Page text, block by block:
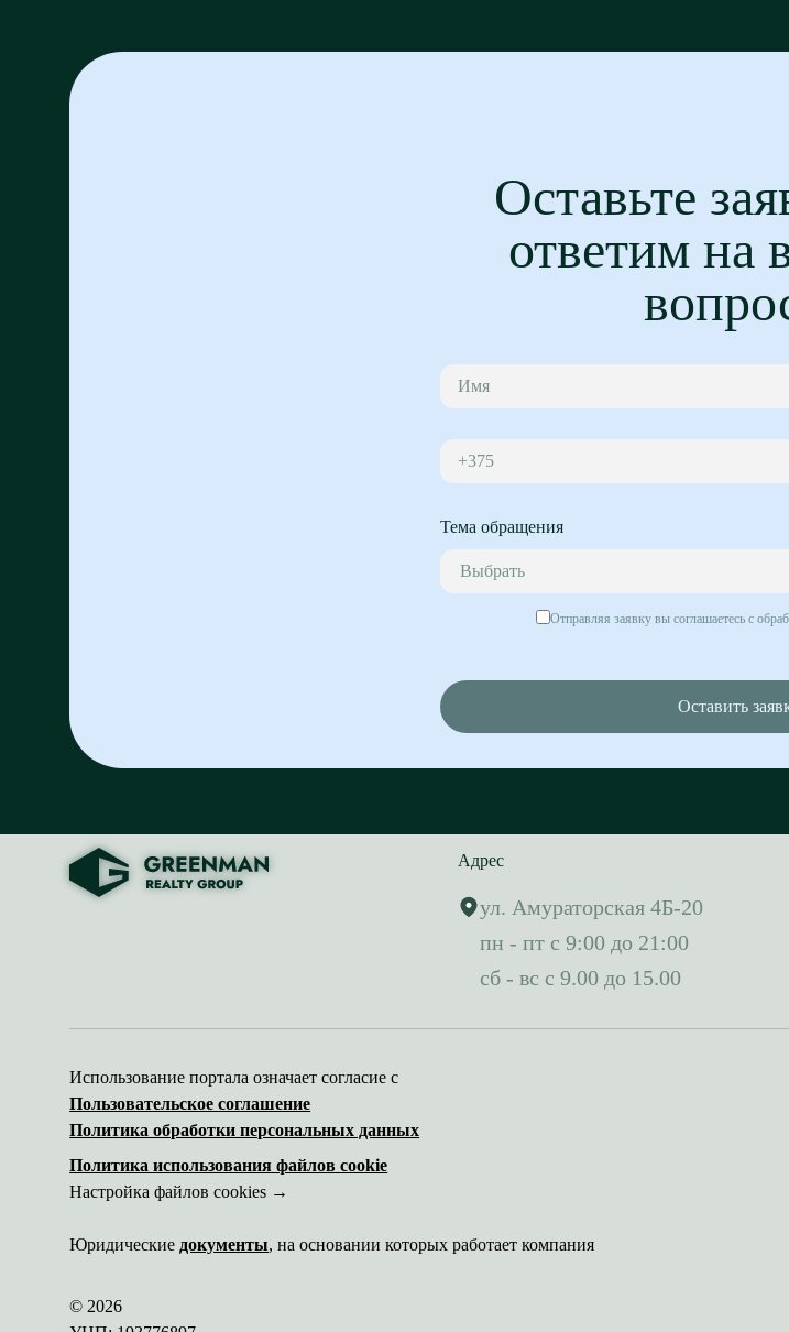
Оставьте
ответим на
+375
Тема обращения
Выбрать
Отправляя заявку вы соглашаетесь с
Оставить
Адрес
ул. Амураторская 4Б-20
пн - пт с 9:00 до 21:00
сб - вс с 9.00 до 15.00
Использование портала означает согласие с
Пользовательское соглашение
Политика обработки персональных данных
Политика использования файлов cookie
Настройка файлов cookies →
Юридические документы, на основании которых работает компания
© 2026